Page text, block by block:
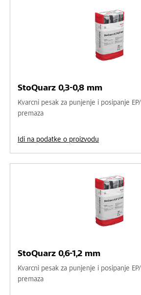
StoQuarz 0,3-0,8 mm
Kvarcni pesak za punjenje i posipanje
premaza
Idi na podatke o proizvodu
StoQuarz 0,6-1,2 mm
Kvarcni pesak za punjenje i posipanje
premaza